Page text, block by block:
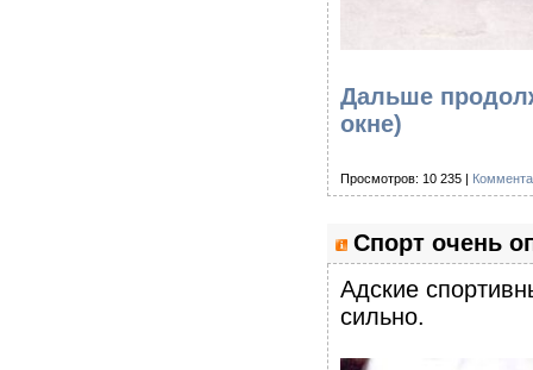
Дальше
окне)
Просмотров: 10 235 |
Спорт очень
Адские
сильно.